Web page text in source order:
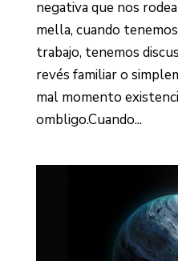
negativa que nos
mella, cuando
trabajo, tenemos
revés familiar o
mal momento
ombligo.Cuando...